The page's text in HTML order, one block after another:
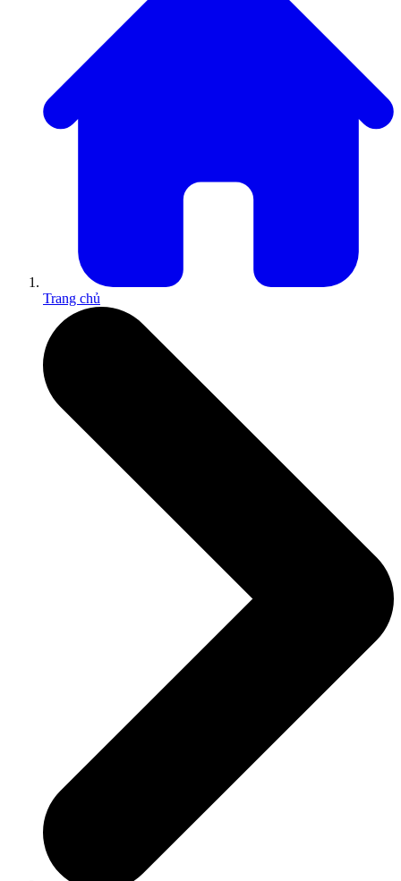
Trang chủ